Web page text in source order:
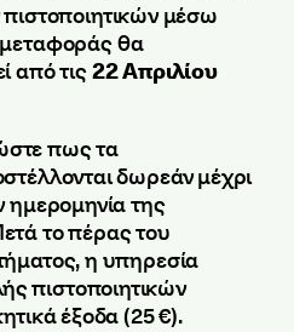
μέσω
θα
από τις22 Απριλίου
πως τα
δωρεάν μέχρι
ημερομηνία της
το πέρας του
η υπηρεσία
πιστοποιητικών
έξοδα (25 €).